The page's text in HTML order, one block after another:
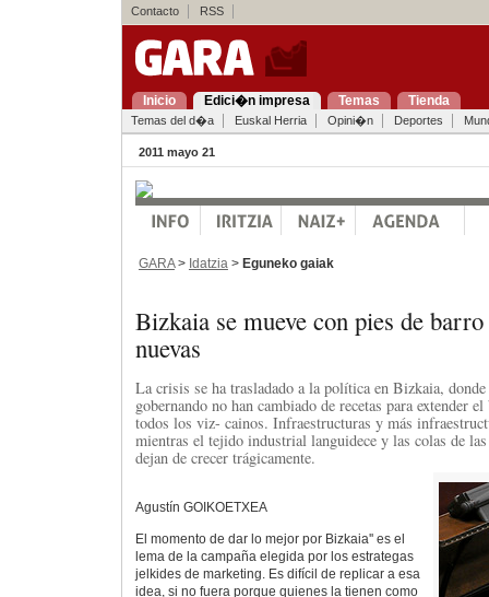
Contacto RSS
Inicio Edici�n impresa Temas Tienda
Temas del d�a Euskal Herria Opini�n Deportes
2011 mayo 21
GARA> Idatzia > Eguneko gaiak
Bizkaia se mueve con pies de
nuevas
La crisis se ha trasladado a la política en Bizkaia, donde
gobernando no han cambiado de recetas para extender
todos los viz- cainos. Infraestructuras y más
mientras el tejido industrial languidece y las colas de
dejan de crecer trágicamente.
Agustín GOIKOETXEA
El momento de dar lo mejor por Bizkaia'' es el
lema de la campaña elegida por los estrategas
jelkides de marketing. Es difícil de replicar a esa
idea, si no fuera porque quienes la tienen como